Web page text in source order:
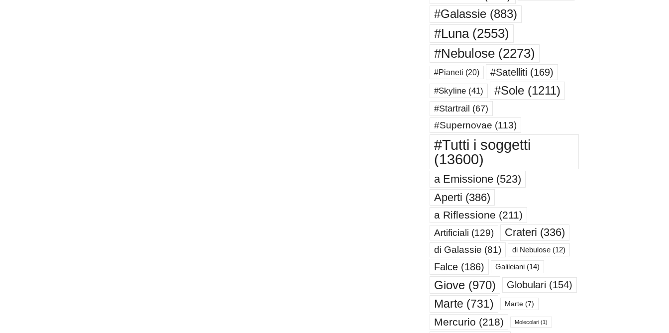
#Galassie(883)
#Luna(2553)
#Nebulose(2273)
#Pianeti (20) #Satelliti (169)
#Skyline(41) #Sole(1211)
#Startrail (67)
#Supernovae (113)
#Tutti i soggetti
(13600)
a Emissione(523)
Aperti (386)
a Riflessione (211)
Artificiali (129) Crateri (336)
di Galassie (81) di Nebulose(12)
Falce(186) Galileiani(14)
Giove(970) Globulari (154)
Marte (731) Marte(7)
Mercurio (218) Molecolari(1)